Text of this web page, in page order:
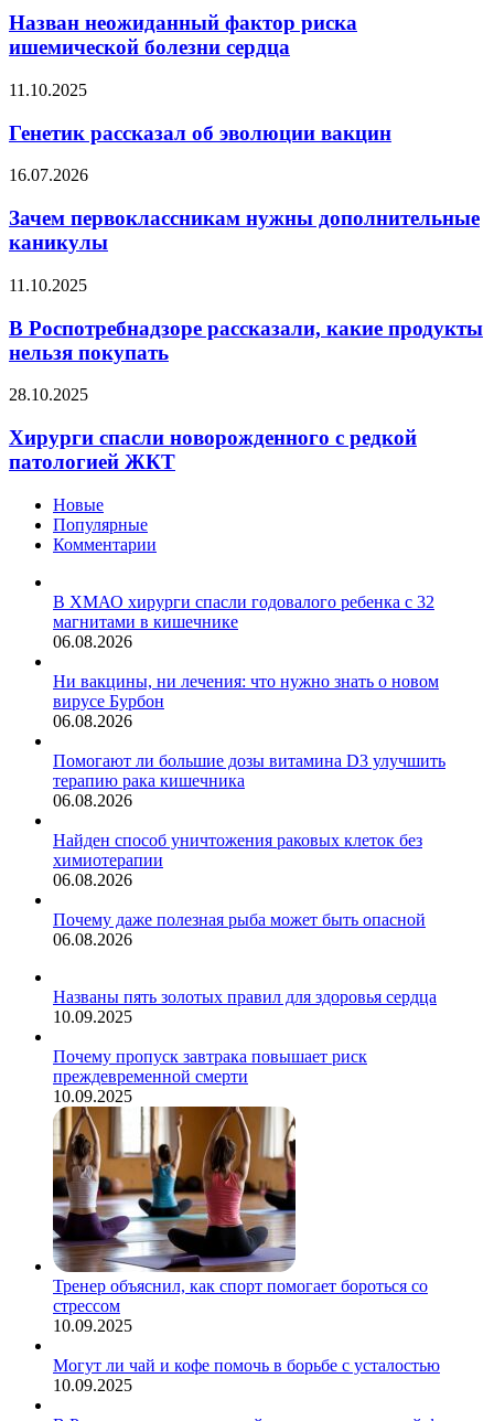
фактор
ишемической
сердца
Назван неожиданный фактор риска
ишемической болезни сердца
Генетик
об
эволюции
вакцин
11.10.2025
Генетик рассказал об эволюции вакцин
Зачем
нужны
дополнительные
каникулы
16.07.2026
Зачем первоклассникам нужны дополнительные
каникулы
В
рассказали,
какие
продукты
покупать
11.10.2025
В Роспотребнадзоре рассказали, какие продукты
нельзя покупать
Хирурги
новорожденного
с
редкой
ЖКТ
28.10.2025
Хирурги спасли новорожденного с редкой
патологией ЖКТ
Новые
Популярные
Комментарии
В ХМАО хирурги спасли годовалого ребенка с 32
магнитами в кишечнике
06.08.2026
Ни вакцины, ни лечения: что нужно знать о новом
вирусе Бурбон
06.08.2026
Помогают ли большие дозы витамина D3 улучшить
терапию рака кишечника
06.08.2026
Найден способ уничтожения раковых клеток без
химиотерапии
06.08.2026
Почему даже полезная рыба может быть опасной
06.08.2026
Названы пять золотых правил для здоровья сердца
10.09.2025
Почему пропуск завтрака повышает риск
преждевременной смерти
10.09.2025
Тренер объяснил, как спорт помогает бороться со
стрессом
10.09.2025
Могут ли чай и кофе помочь в борьбе с усталостью
10.09.2025